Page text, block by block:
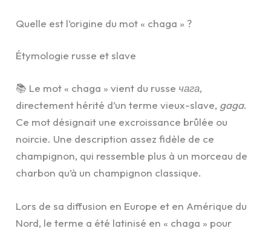
Quelle est l’origine du mot « chaga » ?
Étymologie russe et slave
📚 Le mot « chaga » vient du russe чага,
directement hérité d’un terme vieux-slave, gaga.
Ce mot désignait une excroissance brûlée ou
noircie. Une description assez fidèle de ce
champignon, qui ressemble plus à un morceau de
charbon qu’à un champignon classique.
Lors de sa diffusion en Europe et en Amérique du
Nord, le terme a été latinisé en « chaga » pour